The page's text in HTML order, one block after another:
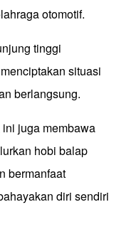
otomotif.
tinggi
situasi
berlangsung.
juga membawa
hobi balap
bermanfaat
diri sendiri